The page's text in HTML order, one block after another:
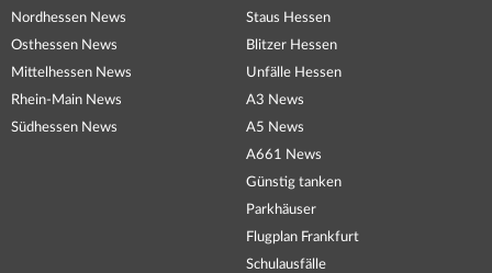
Nordhessen News
Osthessen News
Mittelhessen News
Rhein-Main News
Südhessen News
Staus Hessen
Blitzer Hessen
Unfälle Hessen
A3 News
A5 News
A661 News
Günstig tanken
Parkhäuser
Flugplan Frankfurt
Schulausfälle